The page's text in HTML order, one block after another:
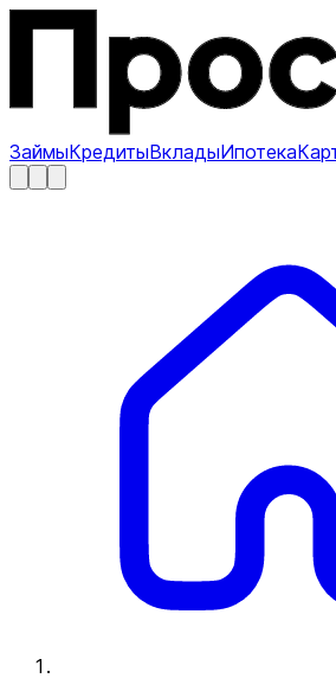
ЗаймыКредитыВкладыИпотека